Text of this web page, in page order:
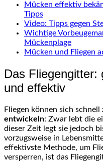
Mücken effektiv
Tipps
Video: Tipps gegen
Wichtige
Mückenplage
Mücken und Fliegen
Das Fliegengitter:
und effektiv
Fliegen können sich schnell
entwickeln: Zwar lebt die
dieser Zeit legt sie jedoch
vorzugsweise in
effektivste Methode, um
versperren, ist das